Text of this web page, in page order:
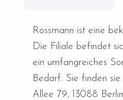
Rossmann ist eine
Die Filiale befindet
ein umfangreiches
Bedarf. Sie finden
Allee 79, 13088